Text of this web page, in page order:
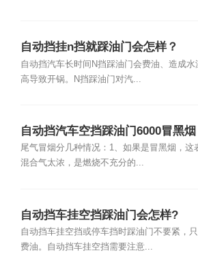
自动挡挂n挡就踩油门会怎样？
自动挡汽车长时间N挡踩油门会费油、造成水
高导致开锅。N挡踩油门对汽...
自动挡汽车空挡踩油门6000冒黑烟
了?
尾气冒烟分几种情况：1、如果是冒黑烟，这
混合气太浓，是燃烧不充分的...
自动挡车挂空挡踩油门会怎样?
自动挡车挂空挡或停车挡时踩油门不要紧，
费油。自动挡车挂空挡需要注意...